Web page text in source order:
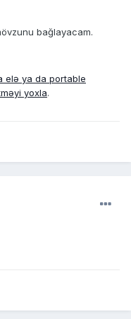
bağlayacam.
elə ya da portable
yoxla.